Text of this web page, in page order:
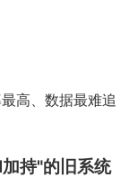
高、数据最难追
持"的旧系统